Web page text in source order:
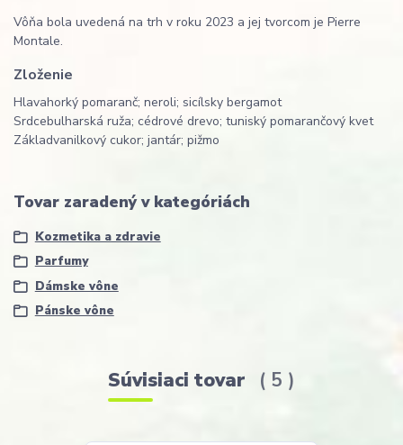
Vôňa bola uvedená na trh v roku 2023 a jej tvorcom je Pierre
Montale.
Zloženie
Hlavahorký pomaranč; neroli; sicílsky bergamot
Srdcebulharská ruža; cédrové drevo; tuniský pomarančový kvet
Základvanilkový cukor; jantár; pižmo
Tovar zaradený v kategóriách
Kozmetika a zdravie
Parfumy
Dámske vône
Pánske vône
Súvisiaci tovar 5